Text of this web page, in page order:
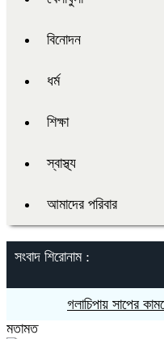
বিনোদন
ধর্ম
শিক্ষা
স্বাস্থ্য
আমাদের পরিবার
সংবাদ শিরোনাম :
গলাচিপায় সাপের
মতামত